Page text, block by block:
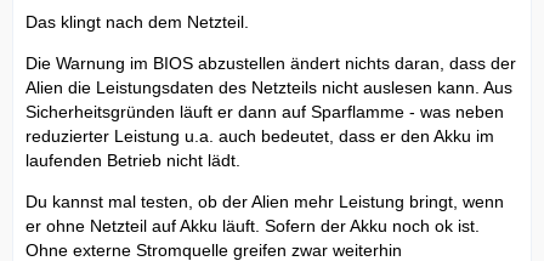
Das klingt nach dem Netzteil.
Die Warnung im BIOS abzustellen ändert nichts daran, dass der
Alien die Leistungsdaten des Netzteils nicht auslesen kann. Aus
Sicherheitsgründen läuft er dann auf Sparflamme - was neben
reduzierter Leistung u.a. auch bedeutet, dass er den Akku im
laufenden Betrieb nicht lädt.
Du kannst mal testen, ob der Alien mehr Leistung bringt, wenn
er ohne Netzteil auf Akku läuft. Sofern der Akku noch ok ist.
Ohne externe Stromquelle greifen zwar weiterhin